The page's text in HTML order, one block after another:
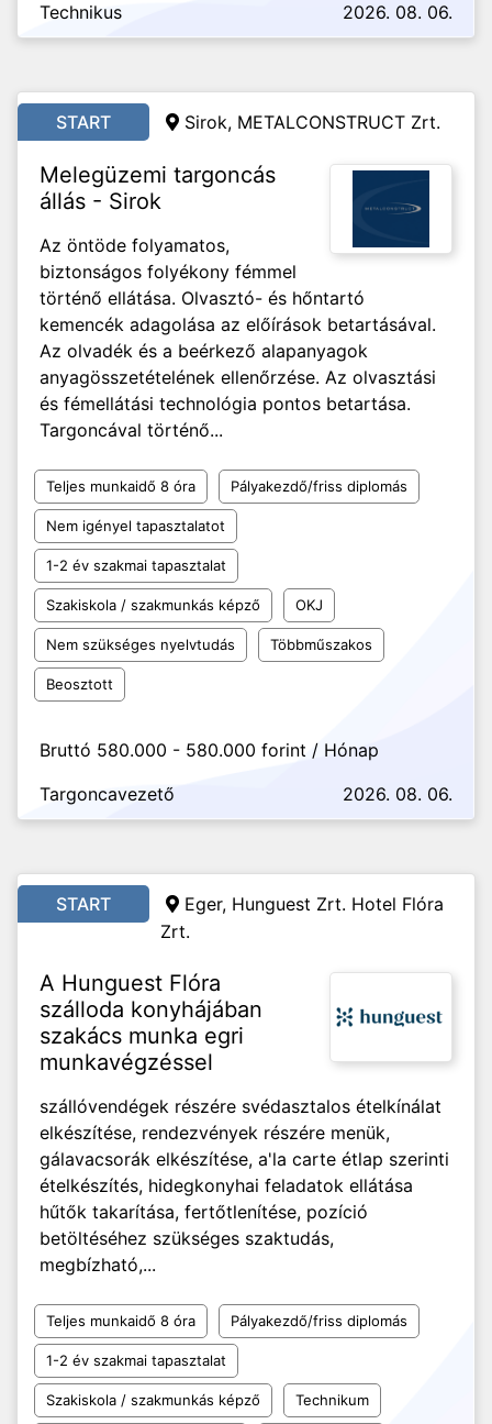
Technikus
2026. 08. 06.
START Sirok, METALCONSTRUCT Zrt.
Melegüzemi targoncás
állás - Sirok
Az öntöde folyamatos,
biztonságos folyékony fémmel
történő ellátása. Olvasztó- és hőntartó
kemencék adagolása az előírások betartásával.
Az olvadék és a beérkező alapanyagok
anyagösszetételének ellenőrzése. Az olvasztási
és fémellátási technológia pontos betartása.
Targoncával történő...
Teljes munkaidő 8 óra Pályakezdő/friss diplomás
Nem igényel tapasztalatot
1-2 év szakmai tapasztalat
Szakiskola / szakmunkás képző OKJ
Nem szükséges nyelvtudás Többműszakos
Beosztott
Bruttó 580.000 - 580.000 forint / Hónap
Targoncavezető
2026. 08. 06.
START
Eger, Hunguest Zrt. Hotel Flóra
Zrt.
A Hunguest Flóra
szálloda konyhájában
szakács munka egri
munkavégzéssel
szállóvendégek részére svédasztalos ételkínálat
elkészítése, rendezvények részére menük,
gálavacsorák elkészítése, a'la carte étlap szerinti
ételkészítés, hidegkonyhai feladatok ellátása
hűtők takarítása, fertőtlenítése, pozíció
betöltéséhez szükséges szaktudás,
megbízható,...
Teljes munkaidő 8 óra Pályakezdő/friss diplomás
1-2 év szakmai tapasztalat
Szakiskola / szakmunkás képző Technikum